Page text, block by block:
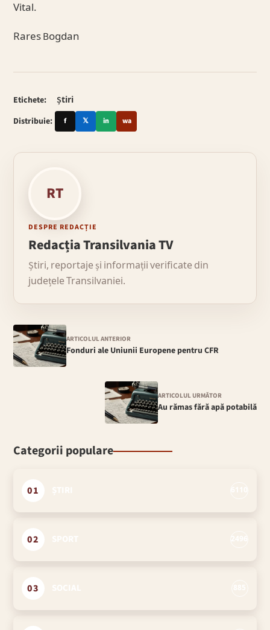
Vital.
Rares Bogdan
Etichete:
Știri
Distribuie:
f 𝕏 in wa
RT
DESPRE REDACȚIE
Redacția Transilvania TV
Știri, reportaje și informații verificate din
județele Transilvaniei.
ARTICOLUL ANTERIOR
Fonduri ale Uniunii Europene pentru CFR
ARTICOLUL URMĂTOR
Au rămas fără apă potabilă
Categorii populare
01
02
03